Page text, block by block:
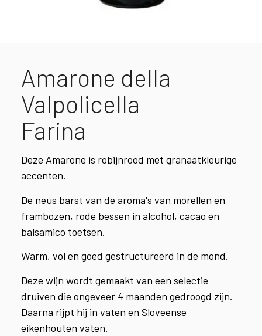
Amarone della
Valpolicella
Farina
Deze Amarone is robijnrood met granaatkleurige
accenten.
De neus barst van de aroma's van morellen en
frambozen, rode bessen in alcohol, cacao en
balsamico toetsen.
Warm, vol en goed gestructureerd in de mond.
Deze wijn wordt gemaakt van een selectie
druiven die ongeveer 4 maanden gedroogd zijn.
Daarna rijpt hij in vaten en Sloveense
eikenhouten vaten.